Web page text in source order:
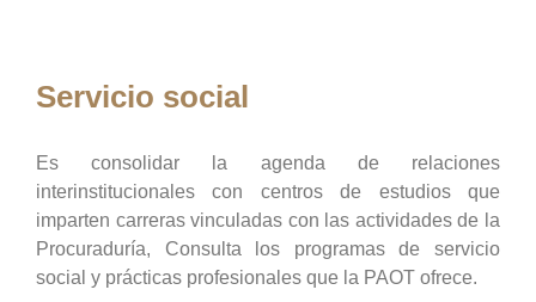
Servicio social
Es consolidar la agenda de relaciones
interinstitucionales con centros de estudios que
imparten carreras vinculadas con las actividades de la
Procuraduría, Consulta los programas de servicio
social y prácticas profesionales que la PAOT ofrece.